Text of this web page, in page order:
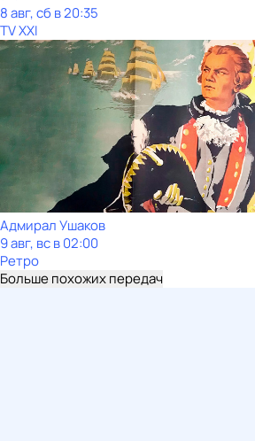
8 авг, сб в 20:35
TV XXI
Адмирал Ушаков
9 авг, вс в 02:00
Ретро
Больше похожих передач